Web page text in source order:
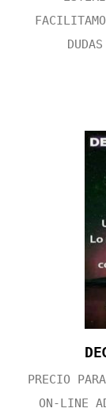
PRECIO
ON-LINE